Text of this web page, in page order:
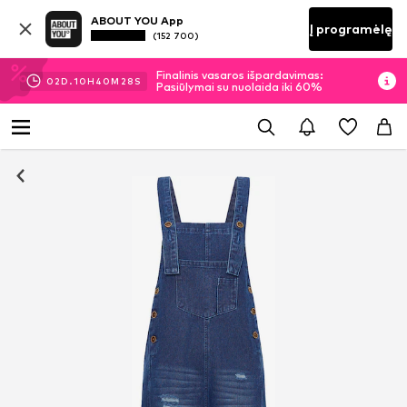
ABOUT YOU App
(152 700) Į programėlę
02D.10H 40M 27 S
Finalinis vasaros išpardavimas:
Pasiūlymai su nuolaida iki 60%